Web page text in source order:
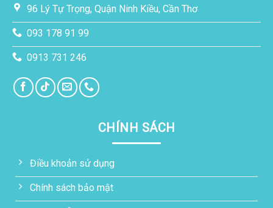
96 Lý Tự Trọng, Quận Ninh Kiều, Cần Thơ
093 178 91 99
0913 731 246
CHÍNH SÁCH
Điều khoản sử dụng
Chính sách bảo mật